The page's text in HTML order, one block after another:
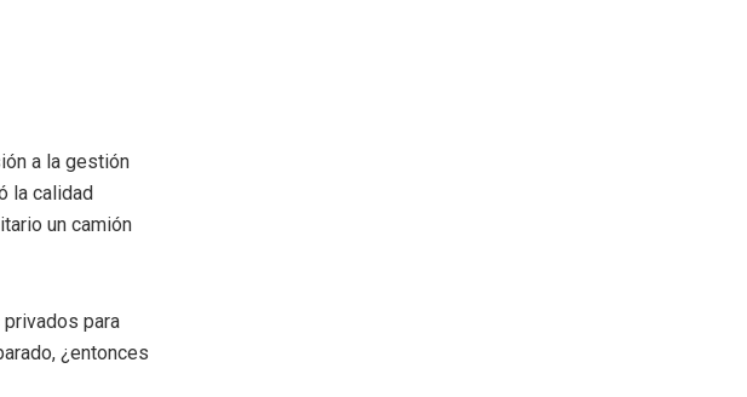
a la gestión
la calidad
un camión
para
¿entonces